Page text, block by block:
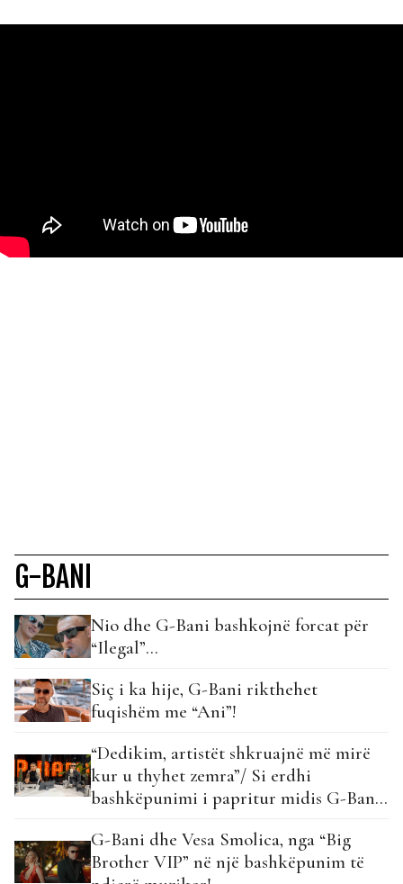
G-BANI
Nio dhe G-Bani bashkojnë forcat për
“Ilegal”…
Siç i ka hije, G-Bani rikthehet
fuqishëm me “Ani”!
“Dedikim, artistët shkruajnë më mirë
kur u thyhet zemra”/ Si erdhi
bashkëpunimi i papritur midis G-Bani
G-Bani dhe Vesa Smolica, nga “Big
Brother VIP” në një bashkëpunim të